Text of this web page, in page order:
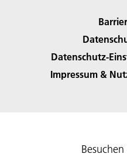
Datenschutz-
Impressum &